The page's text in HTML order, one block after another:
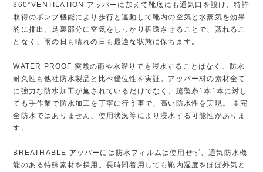
360°VENTILATION アッパーに加えて靴底にも通気口を設け、特許
取得のポンプ機能により歩行と連動して靴内の空気と水蒸気を効果
的に排出。足裏部分に空気をしっかり循環させることで、蒸れるこ
となく、雨の日も晴れの日も最適な状態に保ちます。
WATER PROOF 突然の雨や水溜りでも浸水することはなく、防水
耐久性も他社防水製品と比べ優位性を実証。アッパー材の素材全て
に強力な防水加工が施されているだけでなく、縫製糸1本1本に対し
ても手作業で防水加工を丁寧に行う事で、高い防水性を実現。 ※完
全防水ではありません、使用状況等により浸水する可能性がありま
す。
BREATHABLE アッパーには防水フィルムは使用せず、通気防水機
能のある特殊素材を採用。長時間着用しても靴内湿度をほぼ外気と